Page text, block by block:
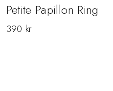
Petite Papillon Ring
390 kr